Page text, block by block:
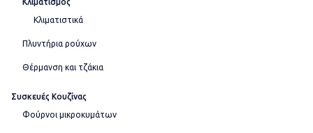
Κλιματιστικά
Πλυντήρια ρούχων
Θέρμανση και τζάκια
Συσκευές Κουζίνας
Φούρνοι μικροκυμάτων